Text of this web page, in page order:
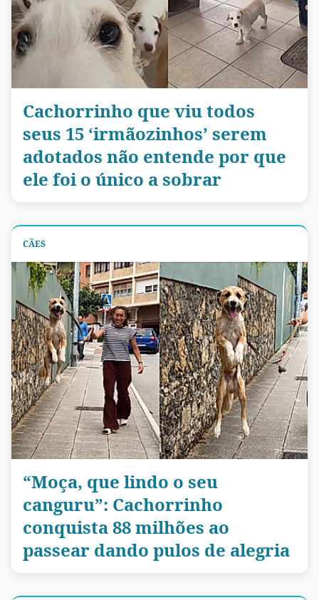
Cachorrinho que viu todos
seus 15 ‘irmãozinhos’ serem
adotados não entende por que
ele foi o único a sobrar
CÃES
“Moça, que lindo o seu
canguru”: Cachorrinho
conquista 88 milhões ao
passear dando pulos de alegria